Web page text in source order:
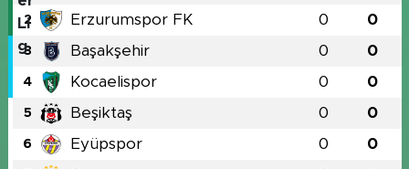
2 Erzurumspor FK 0 0
3 Başakşehir 0 0
4 Kocaelispor 0 0
5 Beşiktaş 0 0
6 Eyüpspor 0 0